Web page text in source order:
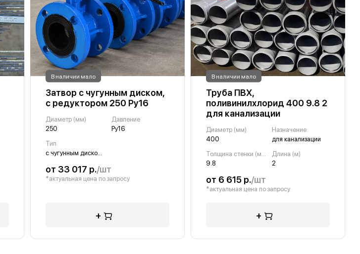
В наличии мало
Затвор с чугунным диском,
с редуктором 250 Ру16
Диаметр (мм)
250
Давление
Ру16
Тип
с чугунным диском, с редуктором
от 33 017 р./шт
*актуальная цена по запросу
+
В наличии мало
Труба ПВХ,
поливинилхлорид 400 9.8 2
для канализации
Диаметр (мм)
400
Назначение
для канализации
Толщина стенки (мм)
9.8
Длина (м)
2
от 6 615 р./шт
*актуальная цена по запросу
+